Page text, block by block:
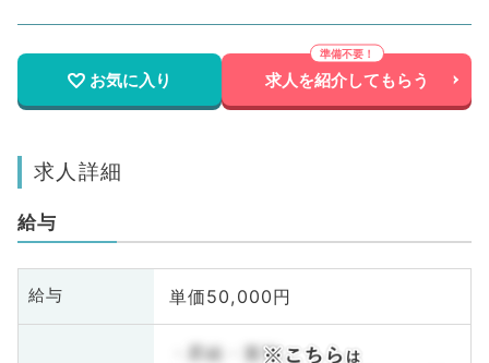
お気に入り 求人を紹介してもらう
求人詳細
給与
給与 単価50,000円
・昇給・賞与